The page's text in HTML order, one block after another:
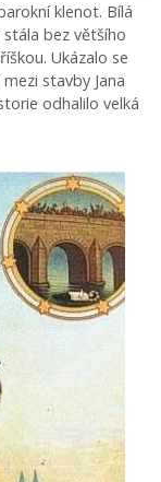
klenot. Bílá
bez většího
Ukázalo se
stavby Jana
odhalilo velká